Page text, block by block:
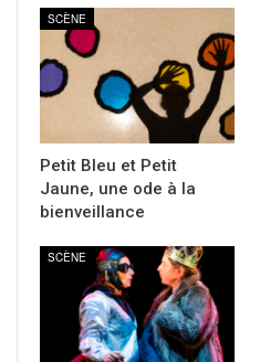
SCÈNE
Petit Bleu et Petit
Jaune, une ode à la
bienveillance
SCÈNE